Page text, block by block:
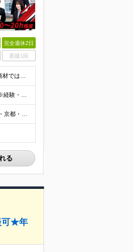
完全週休2日
面接1回
★学歴不問 ★職種・業種未経験歓迎 ★第二新卒歓迎 ＜こんな方にオススメ＞ ◎一つの商材ではなく、幅広い提案で勝負したい ◎成長企業でスケールの大きい仕事に挑戦したい ◎実力を評価されたい＆腰を据え
月給25万円～34万円以上＋各種手当＋残業代＋賞与年2回 初年度想定年収：348万円～ ※経験・能力を考慮のうえ優遇します。 ※上記にはエリア給（10,000円～15,000円）、見込み残業代（20
┃全国募集！勤務地は希望を考慮します 札幌・仙台・東京・横浜・金沢・名古屋・大阪・京都・広島・福岡 募集 ※上記のほか、全国に拠点あり ※キャリアアップやキャリアシフトに伴う転勤も一部ありますが、基
る
可★年